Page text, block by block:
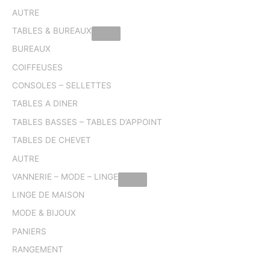
AUTRE
TABLES & BUREAUX
BUREAUX
COIFFEUSES
CONSOLES – SELLETTES
TABLES A DINER
TABLES BASSES – TABLES D’APPOINT
TABLES DE CHEVET
AUTRE
VANNERIE – MODE – LINGE
LINGE DE MAISON
MODE & BIJOUX
PANIERS
RANGEMENT